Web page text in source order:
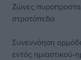
Ζώνες
στρατόπεδα
Συνεννόηση
εντός ημιαστικού-